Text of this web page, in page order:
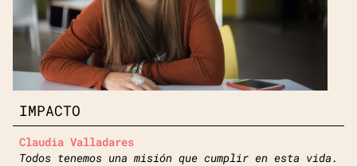
IMPACTO
Claudia Valladares
Todos tenemos una misión que cumplir en esta vida.